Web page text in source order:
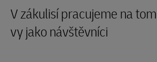
V zákulisí pracujeme na
vy jako návštěvníci